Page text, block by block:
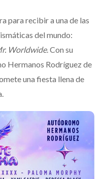
para recibir a una de las
del mundo:
Worldwide. Con su
Hermanos Rodríguez de
una fiesta llena de